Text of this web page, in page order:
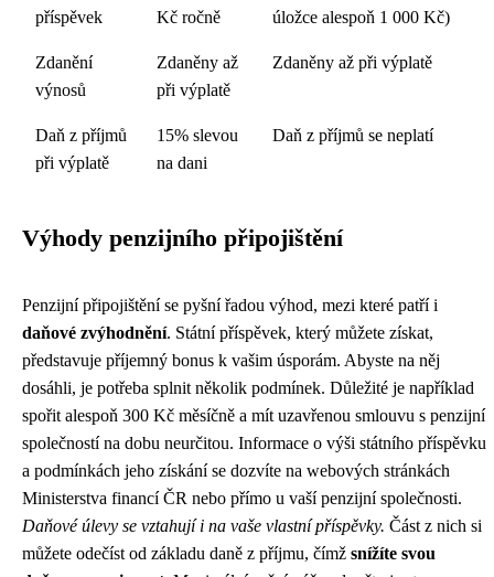
příspěvek
Kč ročně
úložce alespoň 1 000 Kč)
Zdanění
výnosů
Zdaněny až
při výplatě
Zdaněny až při výplatě
Daň z příjmů
při výplatě
15% slevou
na dani
Daň z příjmů se neplatí
Výhody penzijního připojištění
Penzijní připojištění se pyšní řadou výhod, mezi které patří i
daňové zvýhodnění. Státní příspěvek, který můžete získat,
představuje příjemný bonus k vašim úsporám. Abyste na něj
dosáhli, je potřeba splnit několik podmínek. Důležité je například
spořit alespoň 300 Kč měsíčně a mít uzavřenou smlouvu s penzijní
společností na dobu neurčitou. Informace o výši státního příspěvku
a podmínkách jeho získání se dozvíte na webových stránkách
Ministerstva financí ČR nebo přímo u vaší penzijní společnosti.
Daňové úlevy se vztahují i na vaše vlastní příspěvky. Část z nich si
můžete odečíst od základu daně z příjmu, čímž snížíte svou